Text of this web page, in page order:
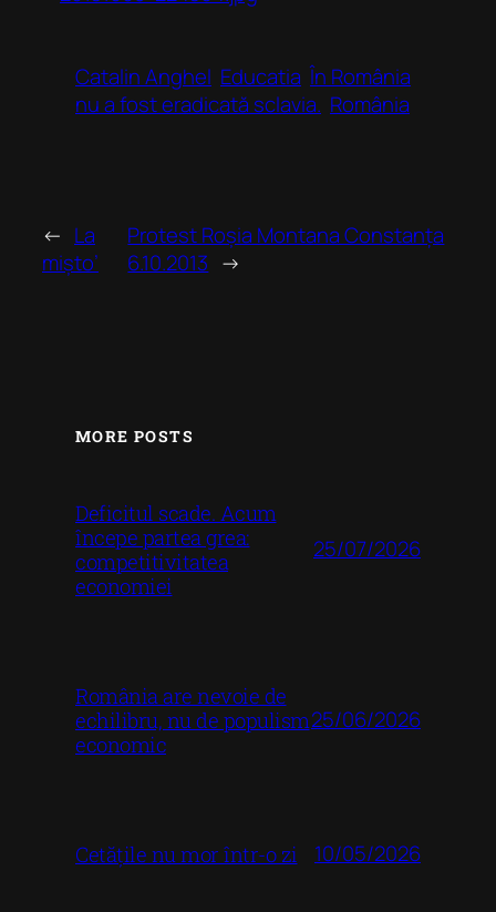
Catalin Anghel Educatia În România
nu a fost eradicată sclavia. România
← La
mișto’
Protest Roșia Montana Constanța
6.10.2013 →
MORE POSTS
Deficitul scade. Acum
începe partea grea:
competitivitatea
economiei
25/07/2026
România are nevoie de
echilibru, nu de populism
economic
25/06/2026
Cetățile nu mor într-o zi 10/05/2026